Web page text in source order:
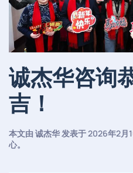
诚杰华咨询
吉！
本文由 诚杰华 发表于2026年2月
心。